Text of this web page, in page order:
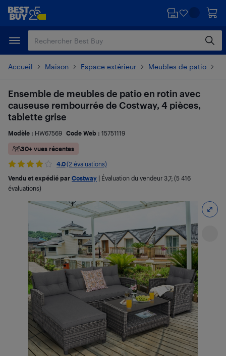
Passer
principal
Passer
Accueil Maison Espace extérieur Meubles de patio
Ensemble de meubles de patio en rotin avec
causeuse rembourrée de Costway, 4 pièces,
tablette grise
Modèle : HW67569 Code Web : 15751119
30+ vues récentes
4.0(2 évaluations)
Vendu et expédié par Costway Évaluation du vendeur 3,7; (5 416
évaluations)